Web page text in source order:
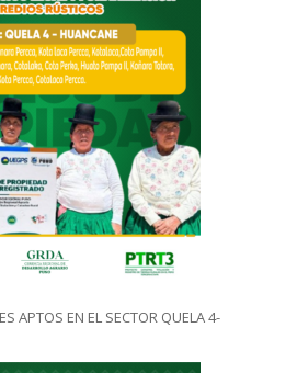
APTOS EN EL SECTOR QUELA 4-